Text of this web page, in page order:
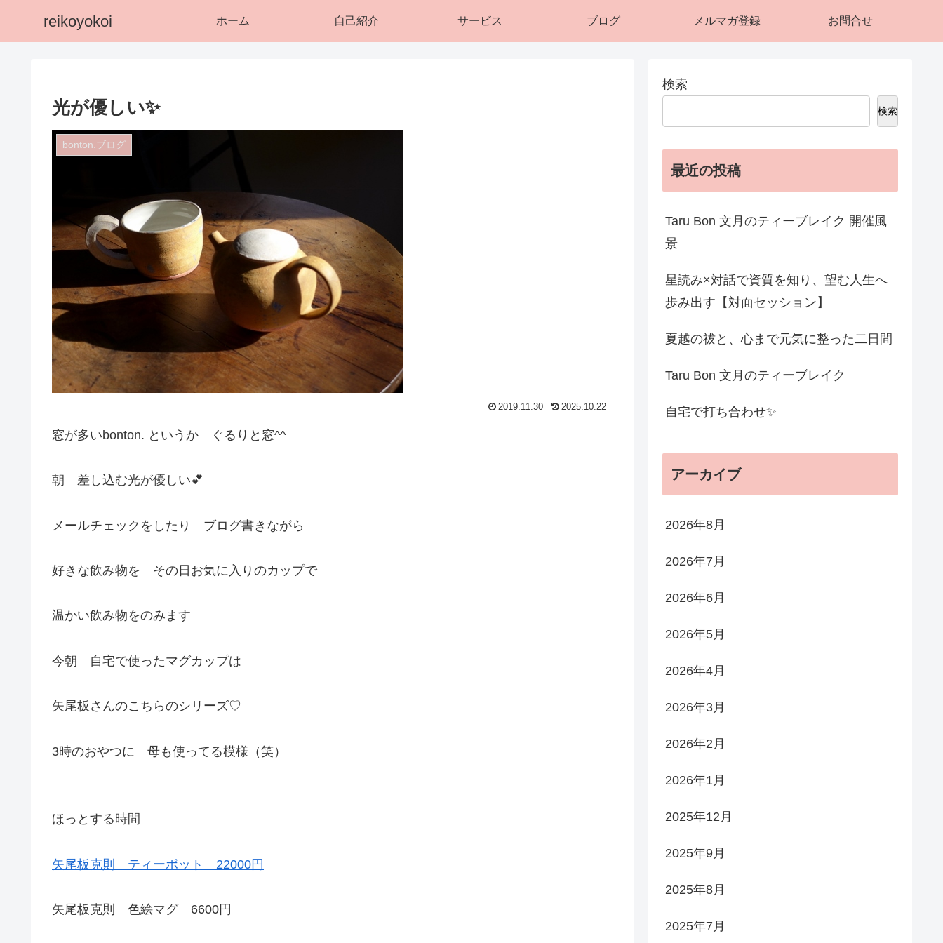
reikoyokoi ホーム 自己紹介 サービス ブログ メルマガ登録 お問合せ
光が優しい✨
bonton.ブログ
2019.11.30 2025.10.22
窓が多いbonton. というか ぐるりと窓^^
朝 差し込む光が優しい💕
メールチェックをしたり ブログ書きながら
好きな飲み物を その日お気に入りのカップで
温かい飲み物をのみます
今朝 自宅で使ったマグカップは
矢尾板さんのこちらのシリーズ♡
3時のおやつに 母も使ってる模様（笑）
ほっとする時間
矢尾板克則 ティーポット 22000円
矢尾板克則 色絵マグ 6600円
検索
検索
最近の投稿
Taru Bon 文月のティーブレイク 開催風
景
星読み×対話で資質を知り、望む人生へ
歩み出す【対面セッション】
夏越の祓と、心まで元気に整った二日間
Taru Bon 文月のティーブレイク
自宅で打ち合わせ✨
アーカイブ
2026年8月
2026年7月
2026年6月
2026年5月
2026年4月
2026年3月
2026年2月
2026年1月
2025年12月
2025年9月
2025年8月
2025年7月